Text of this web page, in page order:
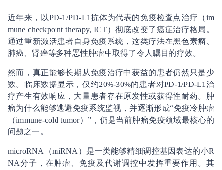
近年来，以PD-1/PD-L1抗体为代表的免疫检查点治疗（im
mune checkpoint therapy, ICT）彻底改变了癌症治疗格局。
通过重新激活患者自身免疫系统，这类疗法在黑色素瘤、
肺癌、肾癌等多种恶性肿瘤中取得了令人瞩目的疗效。
然而，真正能够长期从免疫治疗中获益的患者仍然只是少
数。临床数据显示，仅约20%-30%的患者对PD-1/PD-L1治
疗产生有效响应，大量患者存在原发性或获得性耐药。肿
瘤为什么能够逃避免疫系统监视，并逐渐形成“免疫冷肿瘤
（immune-cold tumor）”，仍是当前肿瘤免疫领域最核心的
问题之一。
microRNA（miRNA）是一类能够精细调控基因表达的小R
NA分子，在肿瘤、免疫及代谢调控中发挥重要作用。其